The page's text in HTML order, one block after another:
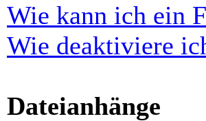
Wie kann ich ein
Wie deaktiviere
Dateianhänge